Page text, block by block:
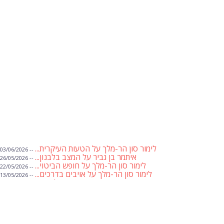
לימור סון הר-מלך על הטעות העיקרית... -- 03/06/2026
איתמר בן גביר על המצב בלבנון... -- 26/05/2026
לימור סון הר-מלך על חופש הביטוי... -- 22/05/2026
לימור סון הר-מלך על אויבים בדרכים... -- 13/05/2026
שבועת אמונים לדעאש